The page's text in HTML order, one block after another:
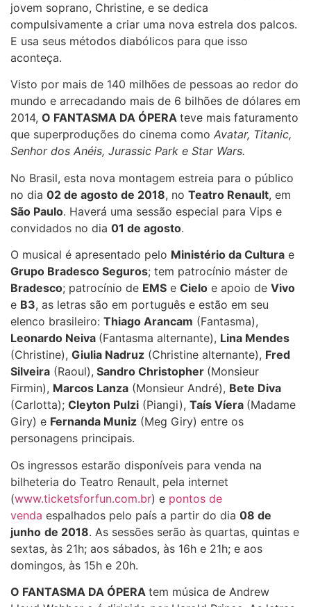
jovem soprano, Christine, e se dedica
compulsivamente a criar uma nova estrela dos palcos.
E usa seus métodos diabólicos para que isso
aconteça.
Visto por mais de 140 milhões de pessoas ao redor do
mundo e arrecadando mais de 6 bilhões de dólares em
2014, O FANTASMA DA ÓPERA teve mais faturamento
que superproduções do cinema como Avatar, Titanic,
Senhor dos Anéis, Jurassic Park e Star Wars.
No Brasil, esta nova montagem estreia para o público
no dia 02 de agosto de 2018, no Teatro Renault, em
São Paulo. Haverá uma sessão especial para Vips e
convidados no dia 01 de agosto.
O musical é apresentado pelo Ministério da Cultura e
Grupo Bradesco Seguros; tem patrocínio máster de
Bradesco; patrocínio de EMS e Cielo e apoio de Vivo
e B3, as letras são em português e estão em seu
elenco brasileiro: Thiago Arancam (Fantasma),
Leonardo Neiva (Fantasma alternante), Lina Mendes
(Christine), Giulia Nadruz (Christine alternante), Fred
Silveira (Raoul), Sandro Christopher (Monsieur
Firmin), Marcos Lanza (Monsieur André), Bete Diva
(Carlotta); Cleyton Pulzi (Piangi), Taís Víera (Madame
Giry) e Fernanda Muniz (Meg Giry) entre os
personagens principais.
Os ingressos estarão disponíveis para venda na
bilheteria do Teatro Renault, pela internet
(www.ticketsforfun.com.br) e pontos de
venda espalhados pelo país a partir do dia 08 de
junho de 2018. As sessões serão às quartas, quintas e
sextas, às 21h; aos sábados, às 16h e 21h; e aos
domingos, às 15h e 20h.
O FANTASMA DA ÓPERA tem música de Andrew